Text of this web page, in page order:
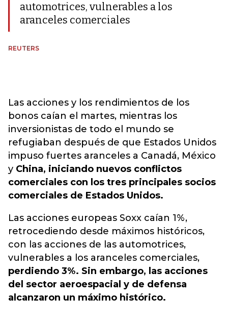
automotrices, vulnerables a los
aranceles comerciales
REUTERS
Las acciones y los rendimientos de los
bonos caían el martes, mientras los
inversionistas de todo el mundo se
refugiaban después de que Estados Unidos
impuso fuertes aranceles a Canadá, México
y China, iniciando nuevos conflictos
comerciales con los tres principales socios
comerciales de Estados Unidos.
Las acciones europeas Soxx caían 1%,
retrocediendo desde máximos históricos,
con las acciones de las automotrices,
vulnerables a los aranceles comerciales,
perdiendo 3%. Sin embargo, las acciones
del sector aeroespacial y de defensa
alcanzaron un máximo histórico.